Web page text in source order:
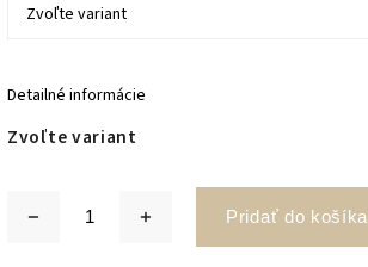
Zvoľte variant
Pridať do košíka
Detailné informácie